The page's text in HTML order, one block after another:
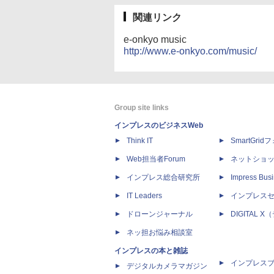
関連リンク
e-onkyo music
http://www.e-onkyo.com/music/
Group site links
インプレスのビジネスWeb
Think IT
Web担当者Forum
インプレス総合研究所
IT Leaders
ドローンジャーナル
ネッ担お悩み相談室
インプレスの本と雑誌
デジタルカメラマガジン
SmartGridフ
ネットショ
Impress
インプレス
DIGITAL X
インプレス